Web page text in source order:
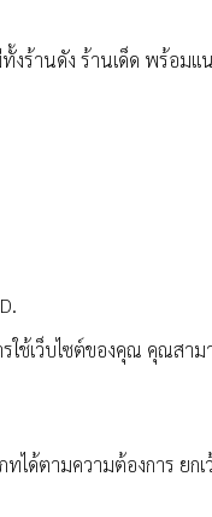
านดัง ร้านเด็ด พร้อมแน
ช้เว็บไซต์ของคุณ คุณสาม
ได้ตามความต้องการ ยก